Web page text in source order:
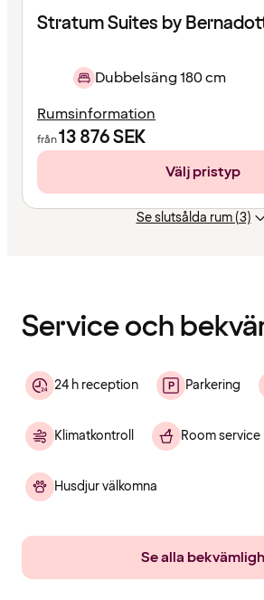
Stratum Suites by
Dubbelsäng 180 cm
Rumsinformation
från13 876SEK
Välj pristyp
Se slutsålda rum (3)
Service och
24 h reception Parkering
Klimatkontroll Room service
Husdjur välkomna
Se alla